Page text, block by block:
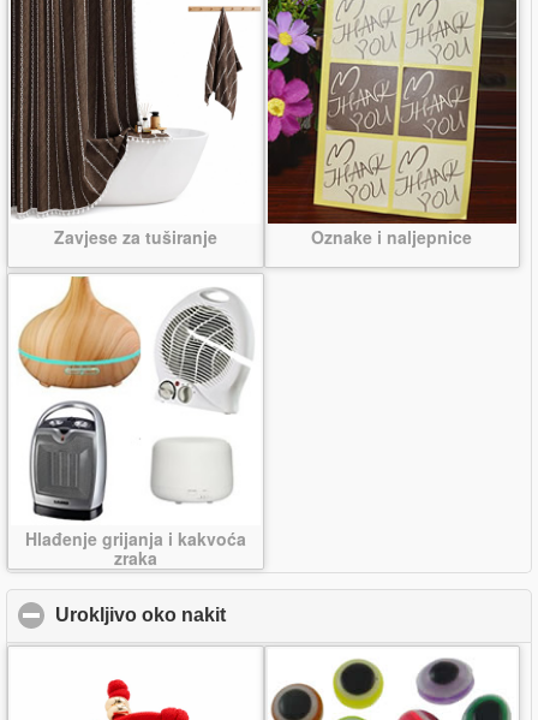
Zavjese za tuširanje Oznake i naljepnice
Hlađenje grijanja i kakvoća
zraka
Urokljivo oko nakit